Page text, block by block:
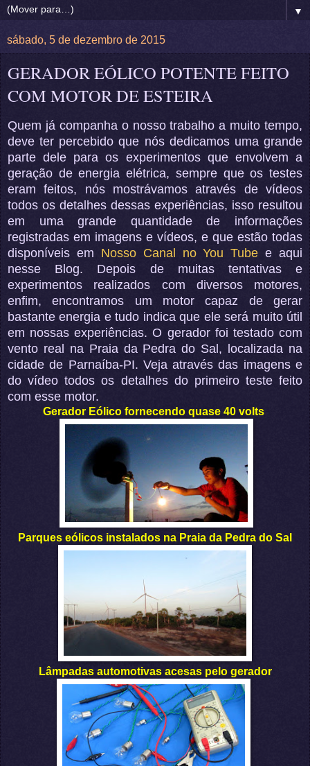
▼
sábado, 5 de dezembro de 2015
GERADOR EÓLICO POTENTE FEITO
COM MOTOR DE ESTEIRA
Quem já companha o nosso trabalho a muito tempo,
deve ter percebido que nós dedicamos uma grande
parte dele para os experimentos que envolvem a
geração de energia elétrica, sempre que os testes
eram feitos, nós mostrávamos através de vídeos
todos os detalhes dessas experiências, isso resultou
em uma grande quantidade de informações
registradas em imagens e vídeos, e que estão todas
disponíveis em Nosso Canal no You Tube e aqui
nesse Blog. Depois de muitas tentativas e
experimentos realizados com diversos motores,
enfim, encontramos um motorcapaz de gerar
bastante energia e tudo indica que ele será muito útil
em nossas experiências. O gerador foi testado com
vento real na Praia da Pedra do Sal, localizada na
cidade de Parnaíba-PI. Veja através das imagens e
do vídeo todos os detalhes do primeiro teste feito
com esse motor.
Gerador Eólico fornecendo quase 40 volts
Parques eólicos instalados na Praia da Pedra do Sal
Lâmpadas automotivas acesas pelo gerador